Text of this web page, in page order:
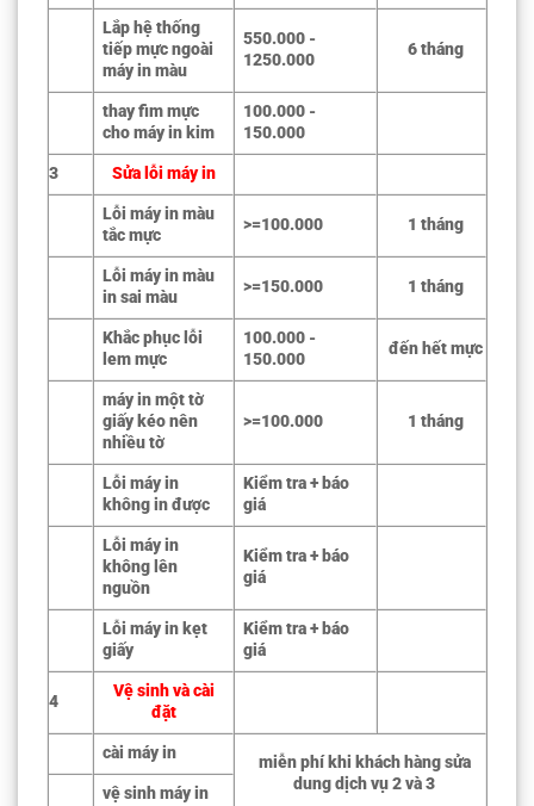
Lắp hệ thống
tiếp mực ngoài
máy in màu
550.000 -
1250.000
6 tháng
thay fim mực
cho máy in kim
100.000 -
150.000
3
Sửa lỗi máy in
Lỗi máy in màu
tắc mực
>=100.000 1 tháng
Lỗi máy in màu
in sai màu
>=150.000 1 tháng
Khắc phục lỗi
lem mực
100.000 -
150.000
đến hết mực
máy in một tờ
giấy kéo nên
nhiều tờ
>=100.000 1 tháng
Lỗi máy in
không in được
Kiểm tra + báo
giá
Lỗi máy in
không lên
nguồn
Kiểm tra + báo
giá
Lỗi máy in kẹt
giấy
Kiểm tra + báo
giá
4
Vệ sinh và cài
đặt
cài máy in
miễn phí khi khách hàng sửa
dung dịch vụ 2 và 3
vệ sinh máy in